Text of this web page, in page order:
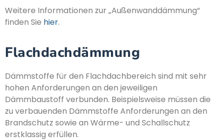
Weitere Informationen zur „Außenwanddämmung“
finden Sie hier.
Flachdachdämmung
Dämmstoffe für den Flachdachbereich sind mit sehr
hohen Anforderungen an den jeweiligen
Dämmbaustoff verbunden. Beispielsweise müssen die
zu verbauenden Dämmstoffe Anforderungen an den
Brandschutz sowie an Wärme- und Schallschutz
erstklassig erfüllen.